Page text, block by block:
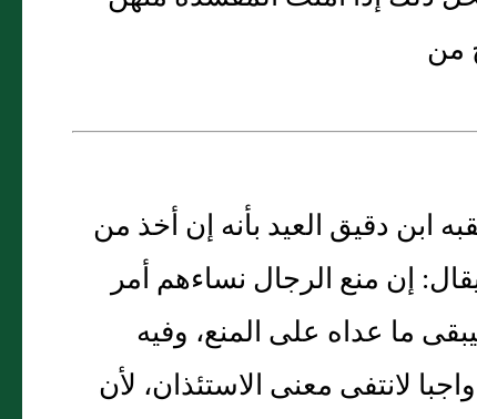
من
ابن دقيق العيد بأنه إن أخذ من
إن منع الرجال نساءهم أمر
ما عداه على المنع، وفيه
لانتفى معنى الاستئذان، لأن